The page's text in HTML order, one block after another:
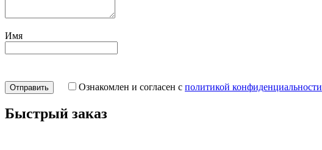
Имя
Ознакомлен и согласен с политикой конфиденциальности
Быстрый заказ